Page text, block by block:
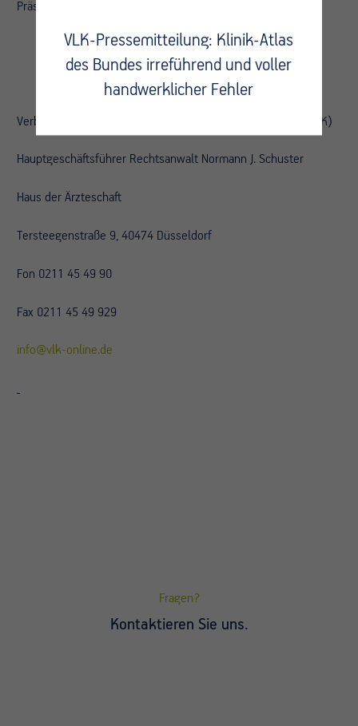
Präsident des VLK.
Verband leitender Krankenhausärztinnen und -ärzte e.V. (VLK)
Hauptgeschäftsführer Rechtsanwalt Normann J. Schuster
Haus der Ärzteschaft
Tersteegenstraße 9, 40474 Düsseldorf
Fon 0211 45 49 90
Fax 0211 45 49 929
info@vlk-online.de
Fragen?
Kontaktieren Sie uns.
VLK-Pressemitteilung: Klinik-Atlas
des Bundes irreführend und voller
handwerklicher Fehler